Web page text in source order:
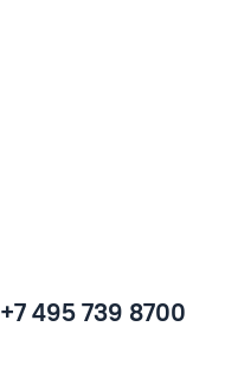
+7 495 739 8700